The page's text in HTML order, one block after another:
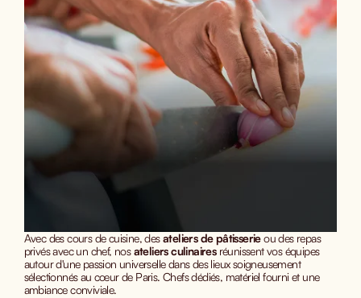
Avec des cours de cuisine, desateliers de pâtisserieou des repas
privés avec un chef, nosateliers culinairesréunissent vos équipes
autour d'une passion universelle dans des lieux soigneusement
sélectionnés au cœur de Paris. Chefs dédiés, matériel fourni et une
ambianceconviviale.